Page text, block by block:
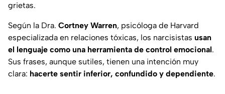
grietas.
Según la Dra. Cortney Warren, psicóloga de Harvard
especializada en relaciones tóxicas, los narcisistas usan
el lenguaje como una herramienta de control emocional.
Sus frases, aunque sutiles, tienen una intención muy
clara: hacerte sentir inferior, confundido y dependiente.